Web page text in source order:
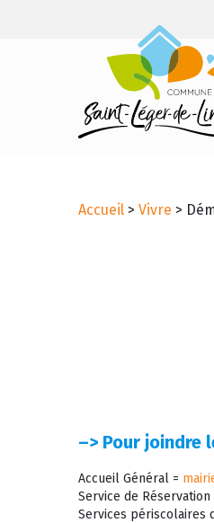
Accueil > Vivre >
–> Pour joindre
Accueil Général =
Service de
Services périscolaires